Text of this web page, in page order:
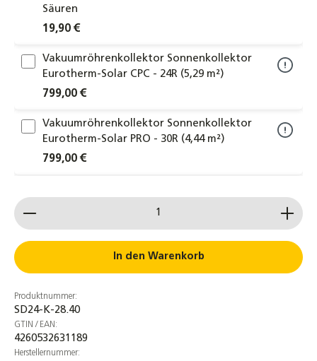
Säuren
19,90 €
Vakuumröhrenkollektor Sonnenkollektor
Eurotherm-Solar CPC - 24R (5,29 m²)
799,00 €
Vakuumröhrenkollektor Sonnenkollektor
Eurotherm-Solar PRO - 30R (4,44 m²)
799,00 €
Handbefüllpumpe Typ HAP-02 SOL
Fernox Solar Cleaner C Konzentrat 500 ml
konzentrierter Universalreiniger für
Solarsysteme
Produkt Anzahl: Gib den gewünschten Wert ein
In den Warenkorb
Produktnummer:
SD24-K-28.40
GTIN / EAN:
4260532631189
Herstellernummer: